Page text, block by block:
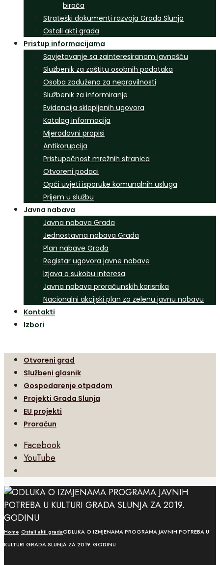
birača
Strateški dokumenti razvoja Grada Slunja
Ostali akti grada
Pristup informacijama
Savjetovanje sa zainteresiranom javnošću
Službenik za zaštitu osobnih podataka
Osoba zadužena za nepravilnosti
Službenik za informiranje
Evidencija sklopljenih ugovora
Katalog informacija
Mjerodavni propisi
Antikorupcija
Pristupačnost mrežnih stranica
Otvoreni podaci
Opći uvjeti isporuke komunalnih usluga
Prijem u službu
Javna nabava
Javna nabava Grada
Jednostavna nabava Grada
Plan nabave Grada
Registar ugovora javne nabave
Izjava o sukobu interesa
Javna nabava proračunskih korisnika
Nacionalni akcijski plan za zelenu javnu nabavu
Kontakti
Izbori
Otvoreni grad
Službeni glasnik
Gospodarenje otpadom
Projekti Grada Slunja
EU projekti
Proračun
Facebook
YouTube
Search
Window
Home Ostali akti gradaODLUKA O IZMJENAMA PROGRAMA JAVNIH POTREBA U
KULTURI GRADA SLUNJA ZA 2019. GODINU